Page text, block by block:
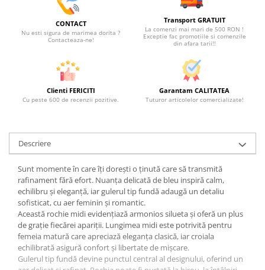
CONTACT
Nu esti sigura de marimea dorita ?
Contacteaza-ne!
Transport GRATUIT
La comenzi mai mari de 500 RON !
Exceptie fac promotiile si comenzile
din afara tarii!!
Clienti FERICITI
Cu peste 600 de recenzii pozitive.
Garantam CALITATEA
Tuturor articolelor comercializate!
Descriere
Sunt momente în care îți dorești o ținută care să transmită
rafinament fără efort. Nuanța delicată de bleu inspiră calm,
echilibru și eleganță, iar gulerul tip fundă adaugă un detaliu
sofisticat, cu aer feminin și romantic.
Această rochie midi evidențiază armonios silueta și oferă un plus
de grație fiecărei apariții. Lungimea midi este potrivită pentru
femeia matură care apreciază eleganța clasică, iar croiala
echilibrată asigură confort și libertate de mișcare.
Gulerul tip fundă devine punctul central al designului, oferind un